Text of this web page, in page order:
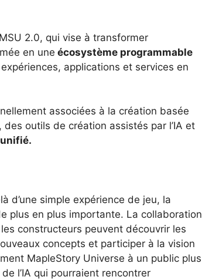
2.0, qui vise à transformer
en une écosystème programmable
applications et services en
associées à la création basée
outils de création assistés par l’IA et
d’une simple expérience de jeu, la
plus en plus importante. La collaboration
constructeurs peuvent découvrir les
concepts et participer à la vision
MapleStory Universe à un public plus
l’IA qui pourraient rencontrer